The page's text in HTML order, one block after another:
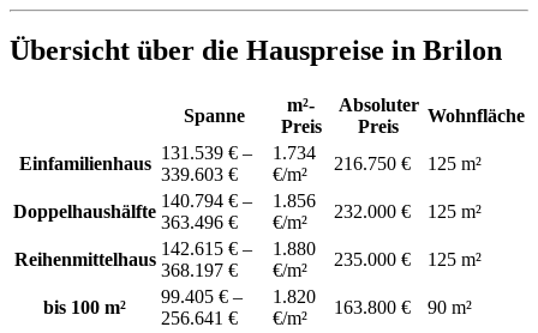
Übersicht über die Hauspreise in Brilon
Spanne
m²-
Preis
Absoluter
Preis
Wohnfläche
Einfamilienhaus
131.539 € –
339.603 €
1.734
€/m²
216.750 € 125 m²
Doppelhaushälfte
140.794 € –
363.496 €
1.856
€/m²
232.000 € 125 m²
Reihenmittelhaus
142.615 € –
368.197 €
1.880
€/m²
235.000 € 125 m²
bis 100 m²
99.405 € –
256.641 €
1.820
€/m²
163.800 € 90 m²